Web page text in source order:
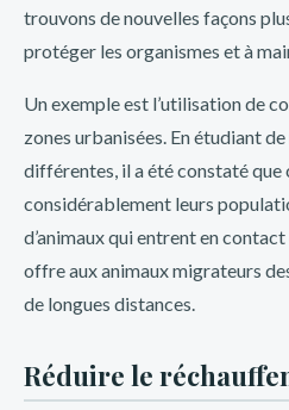
para que disfrutes al máximo de
amplia variedad de juegos y
encontrarás la emoción que
que prefieras las tragamonedas,
apuestas en vivo, Inkabet tiene
vivir una experiencia única.
¿Quieres aumentar tus
Inkabet, podrás obtener un
más oportunidades de ganar.
en sorteos y obtener premios
trouvons de nouvelles façons
protéger les organismes et à
Un exemple est l’utilisation de
zones urbanisées. En étudiant
différentes, il a été constaté que
considérablement leurs
d’animaux qui entrent en
offre aux animaux migrateurs
de longues distances.
Réduire le